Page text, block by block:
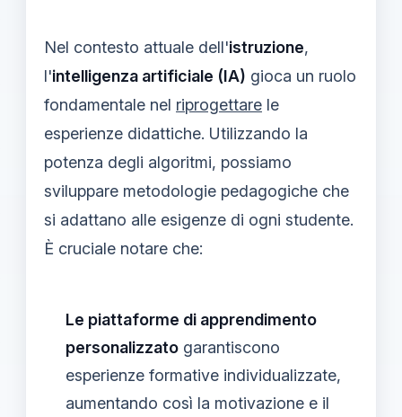
Nel contesto attuale dell'istruzione,
l'intelligenza artificiale (IA) gioca un ruolo
fondamentale nel riprogettare le
esperienze didattiche. Utilizzando la
potenza degli algoritmi, possiamo
sviluppare metodologie pedagogiche che
si adattano alle esigenze di ogni studente.
È cruciale notare che:
Le piattaforme di apprendimento
personalizzato garantiscono
esperienze formative individualizzate,
aumentando così la motivazione e il